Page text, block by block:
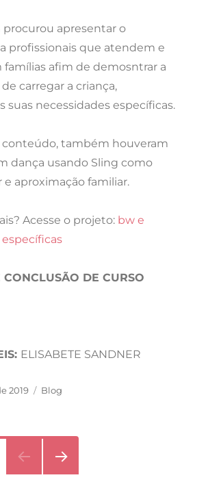
apresentar o
profissionais que atendem e
afim de demosntrar a
carregar a criança,
suas necessidades específicas.
também houveram
dança usando Sling como
e aproximação familiar.
Acesse o projeto: bw e
DE CURSO
ELISABETE SANDNER
2019 Categorias
Blog